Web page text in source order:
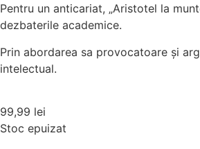
Pentru un anticariat, „Aristotel la
dezbaterile academice.
Prin abordarea sa provocatoare și
intelectual.
99,99 lei
Stoc epuizat